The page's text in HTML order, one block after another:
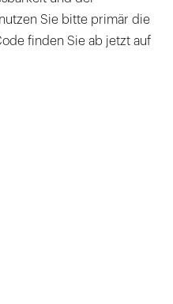
Sie bitte primär die
finden Sie ab jetzt auf